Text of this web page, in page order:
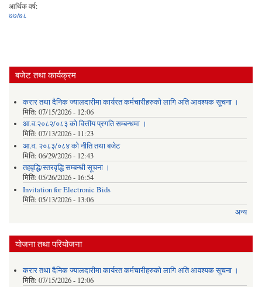
आर्थिक वर्ष:
७७/७८
बजेट तथा कार्यक्रम
करार तथा दैनिक ज्यालदारीमा कार्यरत कर्मचारीहरुको लागि अति आवश्यक सूचना ।
मिति: 07/15/2026 - 12:06
आ.व.२०८२/०८३ को वित्तीय प्रगति सम्बन्धमा ।
मिति: 07/13/2026 - 11:23
आ.व. २०८३/०८४ को नीति तथा बजेट
मिति: 06/29/2026 - 12:43
तहवृद्धि/स्तरवृद्धि सम्बन्धी सूचना ।
मिति: 05/26/2026 - 16:54
Invitation for Electronic Bids
मिति: 05/13/2026 - 13:06
अन्य
योजना तथा परियोजना
करार तथा दैनिक ज्यालदारीमा कार्यरत कर्मचारीहरुको लागि अति आवश्यक सूचना ।
मिति: 07/15/2026 - 12:06